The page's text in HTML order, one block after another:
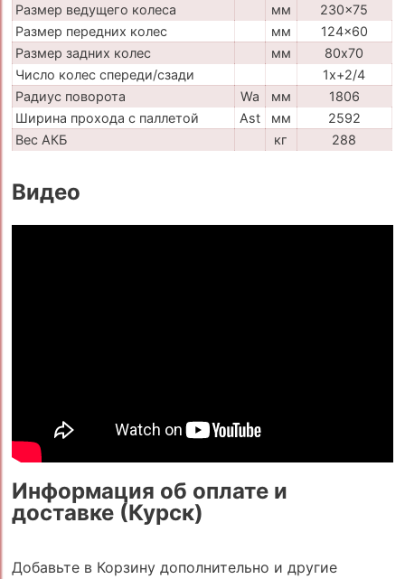
Размер ведущего колеса
мм
230x75
Размер передних колес
мм
124x60
Размер задних колес
мм
80х70
Число колес спереди/сзади
1x+2/4
Радиус поворота
Wa мм
1806
Ширина прохода с паллетой
Ast мм
2592
Вес АКБ
кг 288
Видео
Информация об оплате и
доставке (Курск)
Добавьте в Корзину дополнительно и другие